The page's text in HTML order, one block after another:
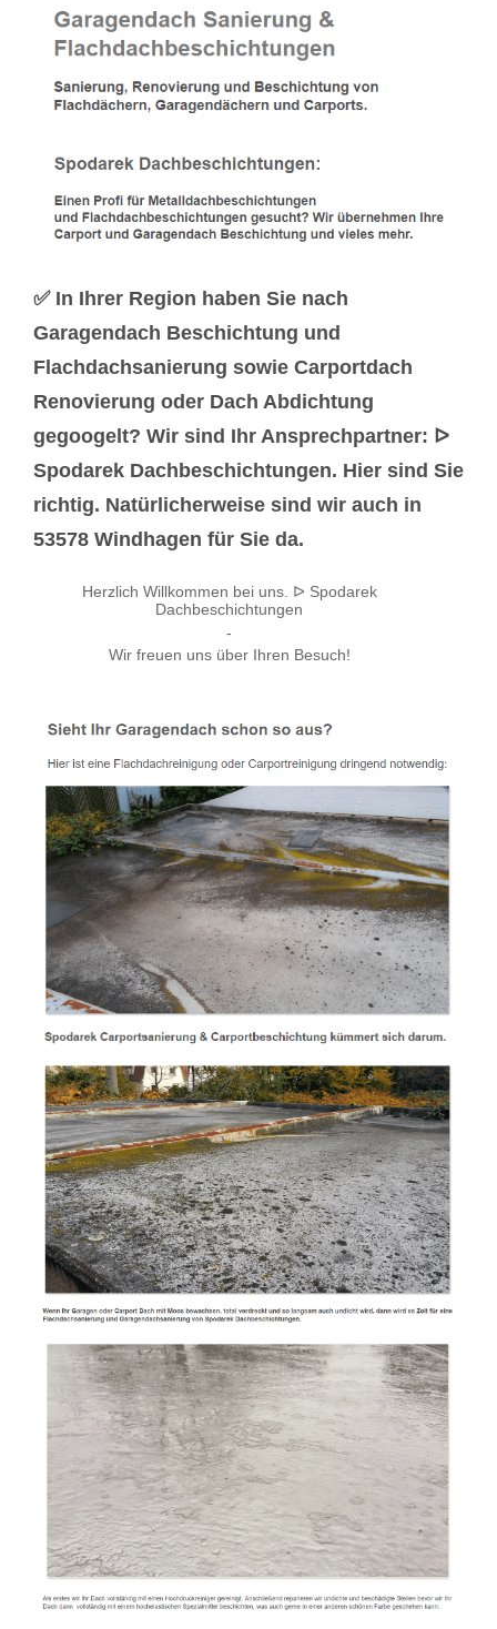
✅ In Ihrer Region haben Sie nach
Garagendach Beschichtung und
Flachdachsanierung sowie Carportdach
Renovierung oder Dach Abdichtung
gegoogelt? Wir sind Ihr Ansprechpartner: ᐅ
Spodarek Dachbeschichtungen. Hier sind Sie
richtig. Natürlicherweise sind wir auch in
53578 Windhagen für Sie da.
Herzlich Willkommen bei uns. ᐅ Spodarek
Dachbeschichtungen
-
Wir freuen uns über Ihren Besuch!